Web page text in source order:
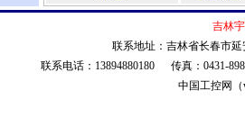
吉林
联系地址：吉林省长春市
联系电话：13894880180 传真：0431-
中国工控网（